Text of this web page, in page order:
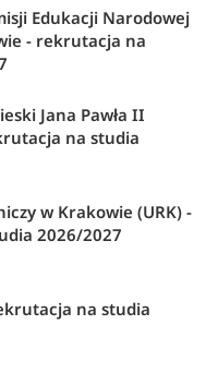
aktualizację
czeka na
aktualizację
czeka na
Edukacji Narodowej
- rekrutacja na
Jana Pawła II
na studia
w Krakowie (URK) -
2026/2027
na studia